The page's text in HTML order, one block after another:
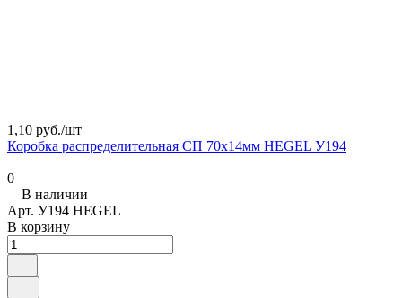
1,10 руб./шт
Коробка распределительная СП 70х14мм HEGEL У194
0
В наличии
Арт. У194 HEGEL
В корзину